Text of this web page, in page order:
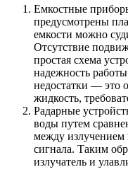
Емкостные
предусмотрены
емкости можно
Отсутствие
простая схема
надежность
недостатки — это
жидкость,
Радарные
воды путем
между излучением
сигнала. Таким
излучатель и